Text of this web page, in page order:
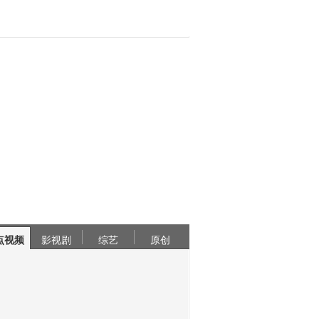
视频 影视剧 综艺 原创